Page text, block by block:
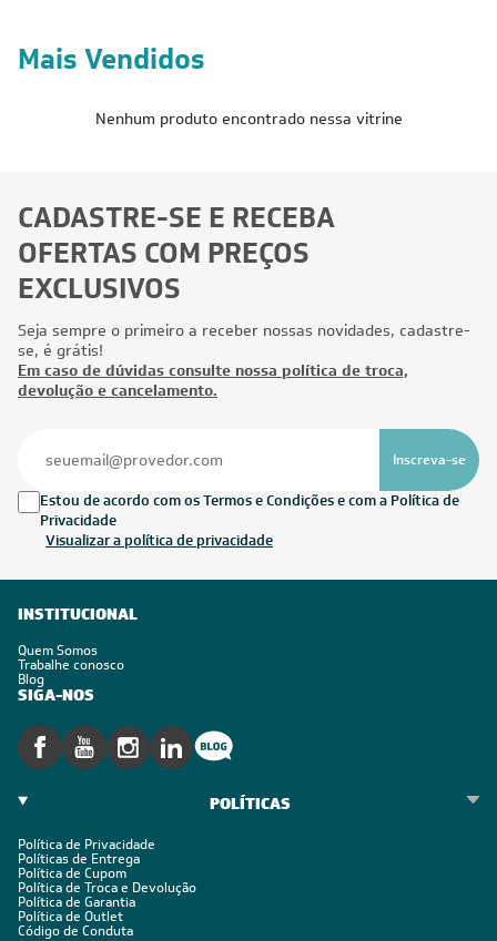
Mais Vendidos
Nenhum produto encontrado nessa vitrine
CADASTRE-SE E RECEBA
OFERTAS COM PREÇOS
EXCLUSIVOS
Seja sempre o primeiro a receber nossas novidades, cadastre-
se, é grátis!
Em caso de dúvidas consulte nossa política de troca,
devolução e cancelamento.
Inscreva-se
Estou de acordo com os Termos e Condições e com a Política de
Privacidade
Visualizar a política de privacidade
INSTITUCIONAL
Quem Somos
Trabalhe conosco
Blog
SIGA-NOS
POLÍTICAS
Política de Privacidade
Políticas de Entrega
Política de Cupom
Política de Troca e Devolução
Política de Garantia
Política de Outlet
Código de Conduta